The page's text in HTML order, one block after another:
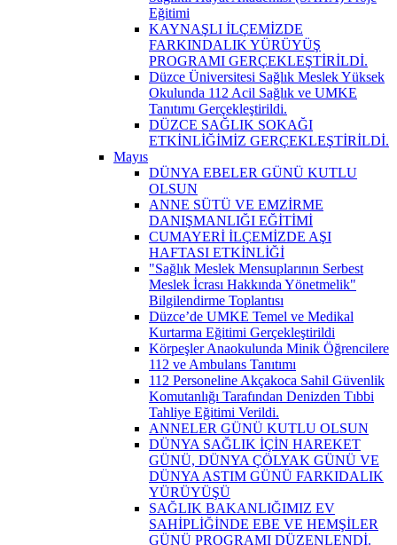
Eğitimi
KAYNAŞLI İLÇEMİZDE
FARKINDALIK YÜRÜYÜŞ
PROGRAMI GERÇEKLEŞTİRİLDİ.
Düzce Üniversitesi Sağlık Meslek Yüksek
Okulunda 112 Acil Sağlık ve UMKE
Tanıtımı Gerçekleştirildi.
DÜZCE SAĞLIK SOKAĞI
ETKİNLİĞİMİZ GERÇEKLEŞTİRİLDİ.
Mayıs
DÜNYA EBELER GÜNÜ KUTLU
OLSUN
ANNE SÜTÜ VE EMZİRME
DANIŞMANLIĞI EĞİTİMİ
CUMAYERİ İLÇEMİZDE AŞI
HAFTASI ETKİNLİĞİ
"Sağlık Meslek Mensuplarının Serbest
Meslek İcrası Hakkında Yönetmelik"
Bilgilendirme Toplantısı
Düzce’de UMKE Temel ve Medikal
Kurtarma Eğitimi Gerçekleştirildi
Körpeşler Anaokulunda Minik Öğrencilere
112 ve Ambulans Tanıtımı
112 Personeline Akçakoca Sahil Güvenlik
Komutanlığı Tarafından Denizden Tıbbi
Tahliye Eğitimi Verildi.
ANNELER GÜNÜ KUTLU OLSUN
DÜNYA SAĞLIK İÇİN HAREKET
GÜNÜ, DÜNYA ÇÖLYAK GÜNÜ VE
DÜNYA ASTIM GÜNÜ FARKIDALIK
YÜRÜYÜŞÜ
SAĞLIK BAKANLIĞIMIZ EV
SAHİPLİĞİNDE EBE VE HEMŞİLER
GÜNÜ PROGRAMI DÜZENLENDİ.